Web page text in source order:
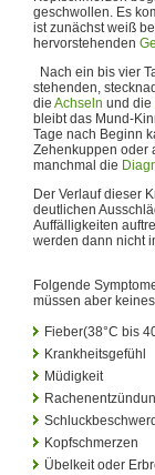
geschwollen. Es
ist zunächst weiß
hervorstehenden
Nach ein bis vier
stehenden,
die Achseln und die
bleibt das Mund-
Tage nach Beginn
Zehenkuppen oder
manchmal die
Der Verlauf dieser
deutlichen
Auffälligkeiten
werden dann nicht
Folgende
müssen aber
Fieber(38°C bis
Krankheitsgefühl
Müdigkeit
Kopfschmerzen
Übelkeit oder